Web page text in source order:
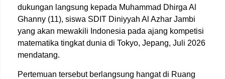
dukungan langsung kepada Muhammad Dhirga Al
Ghanny (11), siswa SDIT Diniyyah Al Azhar Jambi
yang akan mewakili Indonesia pada ajang kompetisi
matematika tingkat dunia di Tokyo, Jepang, Juli 2026
mendatang.
Pertemuan tersebut berlangsung hangat di Ruang